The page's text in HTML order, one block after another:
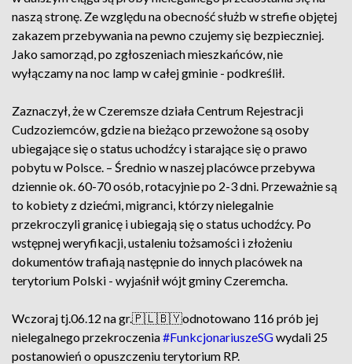
naszą stronę. Ze względu na obecność służb w strefie objętej
zakazem przebywania na pewno czujemy się bezpieczniej.
Jako samorząd, po zgłoszeniach mieszkańców, nie
wyłączamy na noc lamp w całej gminie - podkreślił.
Zaznaczył, że w Czeremsze działa Centrum Rejestracji
Cudzoziemców, gdzie na bieżąco przewożone są osoby
ubiegające się o status uchodźcy i starające się o prawo
pobytu w Polsce. – Średnio w naszej placówce przebywa
dziennie ok. 60-70 osób, rotacyjnie po 2-3 dni. Przeważnie są
to kobiety z dziećmi, migranci, którzy nielegalnie
przekroczyli granicę i ubiegają się o status uchodźcy. Po
wstępnej weryfikacji, ustaleniu tożsamości i złożeniu
dokumentów trafiają następnie do innych placówek na
terytorium Polski - wyjaśnił wójt gminy Czeremcha.
Wczoraj tj.06.12 na gr.🇵🇱🇧🇾odnotowano 116 prób jej
nielegalnego przekroczenia#FunkcjonariuszeSGwydali 25
postanowień o opuszczeniu terytorium RP.